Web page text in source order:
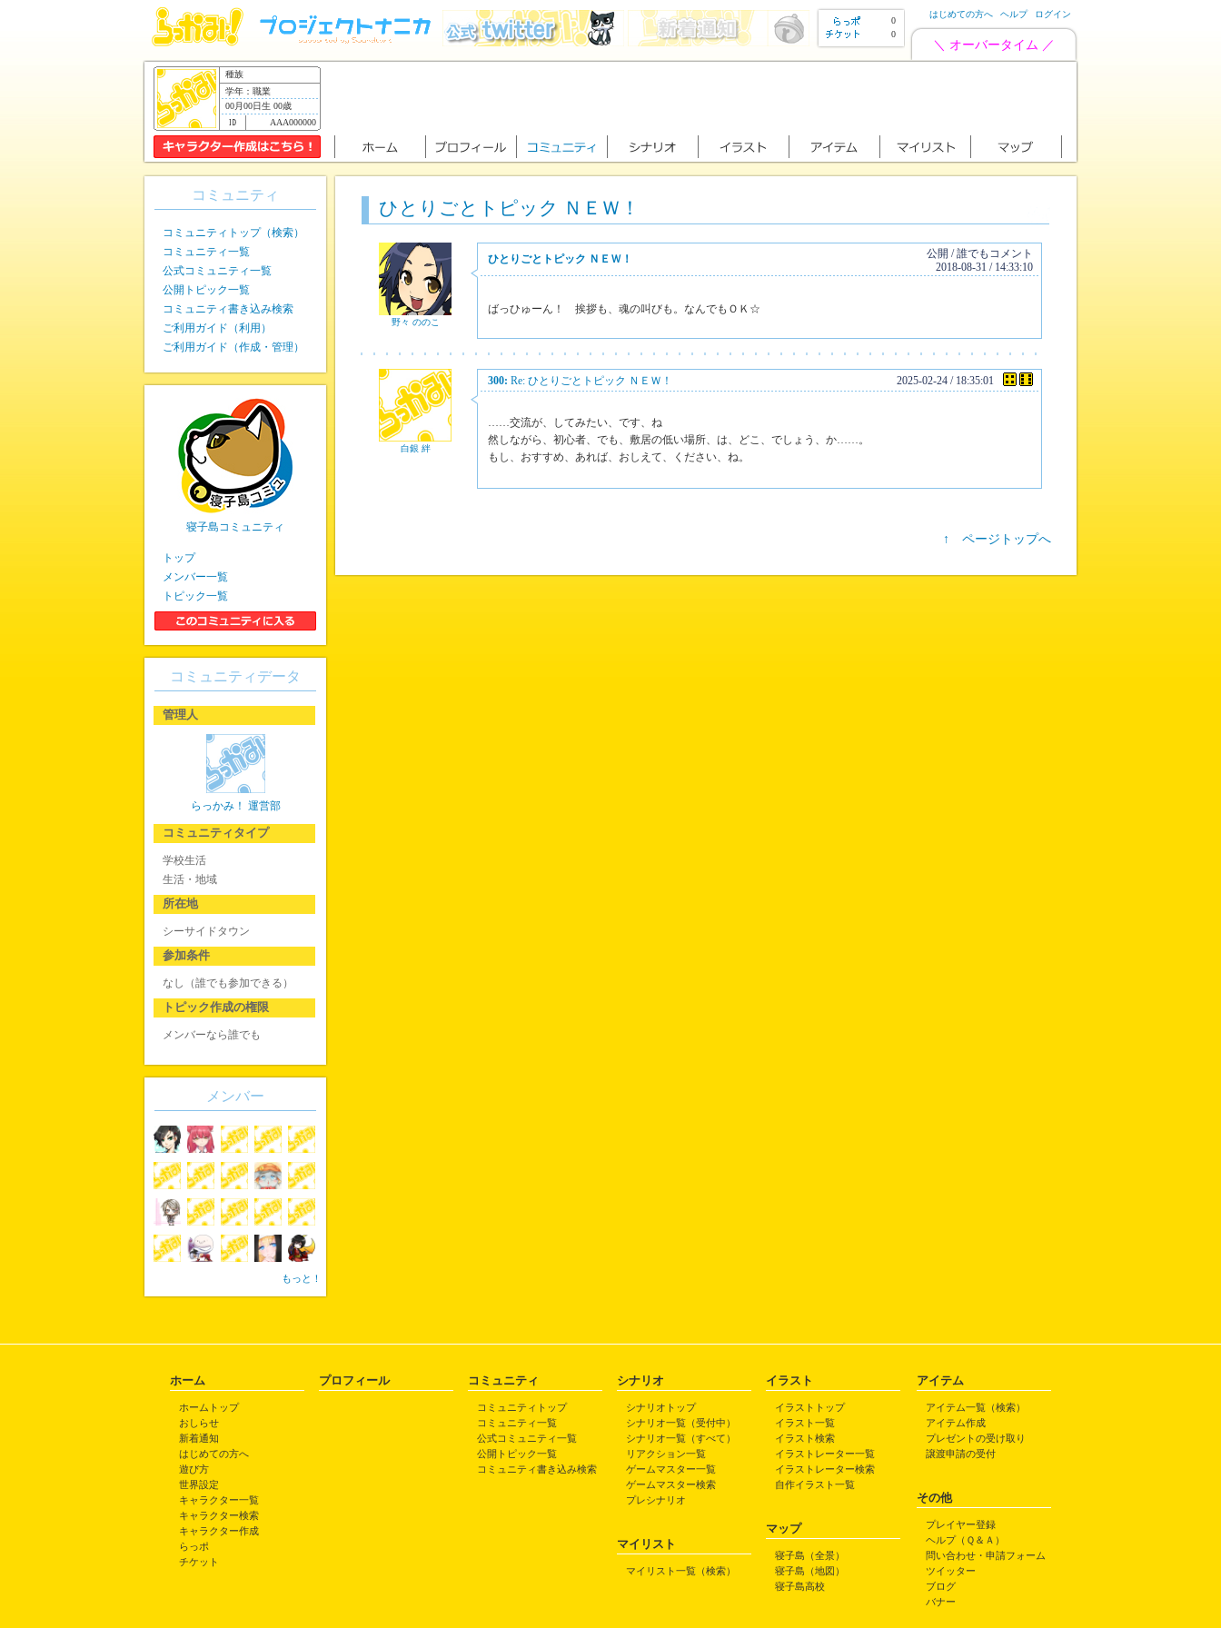
0
0
はじめての方へ ヘルプ ログイン
＼ オーバータイム ／
種族
学年：職業
00月00日生 00歳
AAA000000
ひとりごとトピック ＮＥＷ！
野々 ののこ
ひとりごとトピック ＮＥＷ！
公開 / 誰でもコメント
2018-08-31 / 14:33:10
ばっひゅーん！ 挨拶も、魂の叫びも。なんでもＯＫ☆
白銀 絆
300: Re: ひとりごとトピック ＮＥＷ！ 2025-02-24 / 18:35:01
……交流が、してみたい、です、ね
然しながら、初心者、でも、敷居の低い場所、は、どこ、でしょう、か……。
もし、おすすめ、あれば、おしえて、ください、ね。
↑ ページトップへ
コミュニティ
コミュニティトップ（検索）
コミュニティ一覧
公式コミュニティ一覧
公開トピック一覧
コミュニティ書き込み検索
ご利用ガイド（利用）
ご利用ガイド（作成・管理）
寝子島コミュニティ
トップ
メンバー一覧
トピック一覧
コミュニティデータ
管理人
らっかみ！ 運営部
コミュニティタイプ
学校生活
生活・地域
所在地
シーサイドタウン
参加条件
なし（誰でも参加できる）
トピック作成の権限
メンバーなら誰でも
メンバー
もっと！
ホーム
ホームトップ
おしらせ
新着通知
はじめての方へ
遊び方
世界設定
キャラクター一覧
キャラクター検索
キャラクター作成
らっポ
チケット
プロフィール コミュニティ
コミュニティトップ
コミュニティ一覧
公式コミュニティ一覧
公開トピック一覧
コミュニティ書き込み検索
シナリオ
シナリオトップ
シナリオ一覧（受付中）
シナリオ一覧（すべて）
リアクション一覧
ゲームマスター一覧
ゲームマスター検索
プレシナリオ
マイリスト
マイリスト一覧（検索）
イラスト
イラストトップ
イラスト一覧
イラスト検索
イラストレーター一覧
イラストレーター検索
自作イラスト一覧
マップ
寝子島（全景）
寝子島（地図）
寝子島高校
アイテム
アイテム一覧（検索）
アイテム作成
プレゼントの受け取り
譲渡申請の受付
その他
プレイヤー登録
ヘルプ（Ｑ＆Ａ）
問い合わせ・申請フォーム
ツイッター
ブログ
バナー